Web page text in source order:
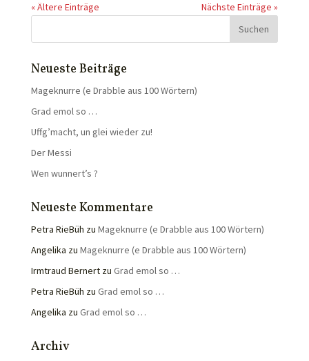
« Ältere Einträge Nächste Einträge »
Neueste Beiträge
Mageknurre (e Drabble aus 100 Wörtern)
Grad emol so …
Uffg’macht, un glei wieder zu!
Der Messi
Wen wunnert’s ?
Neueste Kommentare
Petra RieBüh zu Mageknurre (e Drabble aus 100 Wörtern)
Angelika zu Mageknurre (e Drabble aus 100 Wörtern)
Irmtraud Bernertzu Grad emol so …
Petra RieBüh zu Grad emol so …
Angelika zu Grad emol so …
Archiv